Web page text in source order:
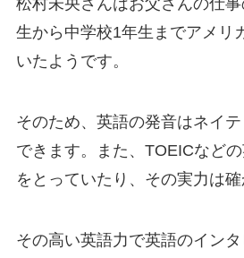
松村未央さんはお父さんの仕
生から中学校1年生までアメリ
いたようです。
そのため、英語の発音はネイ
できます。また、TOEICなど
をとっていたり、その実力は確
その高い英語力で英語のイン